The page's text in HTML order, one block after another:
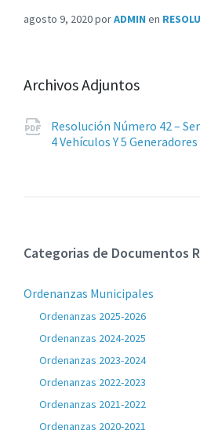
agosto 9, 2020porADMIN en
Archivos Adjuntos
Resolución Número 42 –
4 Vehículos Y 5 Generadores
Categorias de Documentos
Ordenanzas Municipales
Ordenanzas 2025-2026
Ordenanzas 2024-2025
Ordenanzas 2023-2024
Ordenanzas 2022-2023
Ordenanzas 2021-2022
Ordenanzas 2020-2021